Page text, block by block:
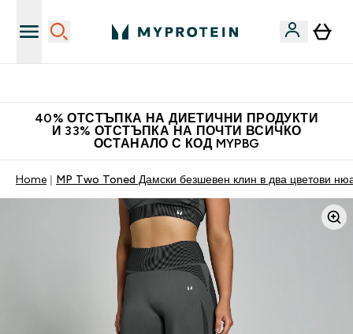
40% ОТСТЪПКА НА ДИЕТИЧНИ ПРОДУКТИ
И 33% ОТСТЪПКА НА ПОЧТИ ВСИЧКО
ОСТАНАЛО С КОД MYPBG
Home MP Two Toned Дамски безшевен клин в два цветови